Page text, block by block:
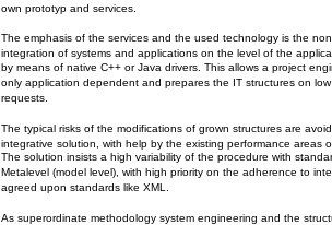
own prototyp and services.
The emphasis of the services and the used technology is the
integration of systems and applications on the level of the
by means of native C++ or Java drivers. This allows a project
only application dependent and prepares the IT structures on
requests.
The typical risks of the modifications of grown structures are
integrative solution, with help by the existing performance areas
The solution insists a high variability of the procedure with
Metalevel (model level), with high priority on the adherence to
agreed upon standards like XML.
As superordinate methodology system engineering and the